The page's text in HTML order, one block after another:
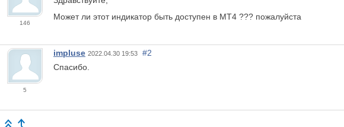
146
Может ли этот индикатор быть доступен в MT4 ??? пожалуйста
5
impluse 2022.04.30 19:53
#2
Спасибо.